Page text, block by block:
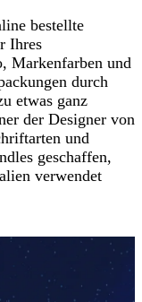
bestellte
Ihres
Markenfarben und
durch
etwas ganz
der Designer von
und
geschaffen,
verwendet